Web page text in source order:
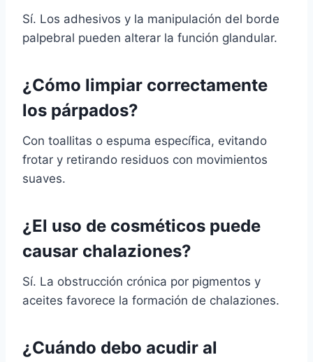
Sí. Los adhesivos y la manipulación del borde
palpebral pueden alterar la función glandular.
¿Cómo limpiar correctamente
los párpados?
Con toallitas o espuma específica, evitando
frotar y retirando residuos con movimientos
suaves.
¿El uso de cosméticos puede
causar chalaziones?
Sí. La obstrucción crónica por pigmentos y
aceites favorece la formación de chalaziones.
¿Cuándo debo acudir al